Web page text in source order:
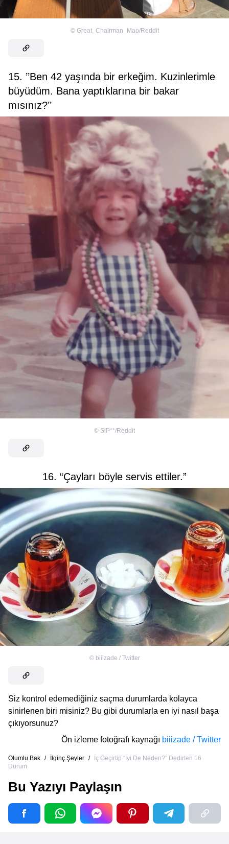
© Great_Chairman_Mao/Reddit
15. ’’Ben 42 yaşında bir erkeğim. Kuzinlerimle
büyüdüm. Bana yaptıklarına bir bakar
mısınız?’’
© SiP**/Reddit
16. “Çayları böyle servis ettiler.”
© biiizade / Twitter
Siz kontrol edemediğiniz saçma durumlarda kolayca
sinirlenen biri misiniz? Bu gibi durumlarla en iyi nasıl başa
çıkıyorsunuz?
Ön izleme fotoğrafı kaynağı biiizade / Twitter
Olumlu Bak / İlginç Şeyler /
İç Geçirtip “İyi De Neden?” Dedirten 16
Durum
Bu Yazıyı Paylaşın